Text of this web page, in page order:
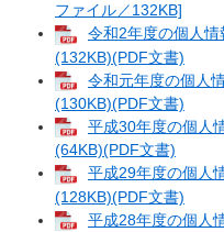
ファイル／132KB]
令和2年度の個人
(132KB)(PDF文書)
令和元年度の個人
(130KB)(PDF文書)
平成30年度の個人
(64KB)(PDF文書)
平成29年度の個人
(128KB)(PDF文書)
平成28年度の個人